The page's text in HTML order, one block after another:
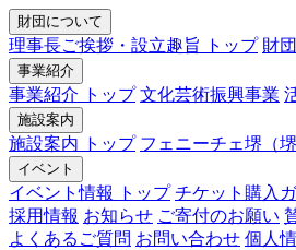
財団について
理事長ご挨拶・設立趣旨 トップ 財
事業紹介
事業紹介 トップ 文化芸術振興事業
施設案内
施設案内 トップ フェニーチェ堺（
イベント
イベント情報 トップ チケット購入
採用情報 お知らせ ご寄付のお願い
よくあるご質問 お問い合わせ 個人